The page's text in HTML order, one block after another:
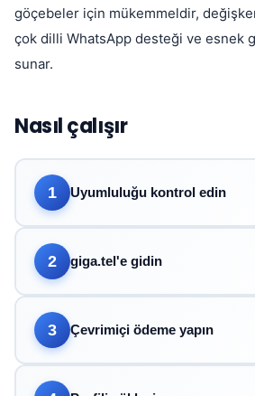
göçebeler için mükemmeldir,
çok dilli WhatsApp desteği ve esnek
sunar.
Nasıl çalışır
1 Uyumluluğu kontrol edin
2 giga.tel'e gidin
3 Çevrimiçi ödeme yapın